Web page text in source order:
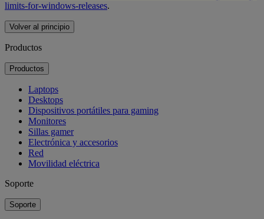
limits-for-windows-releases.
Volver al principio
Productos
Productos
Laptops
Desktops
Dispositivos portátiles para gaming
Monitores
Sillas gamer
Electrónica y accesorios
Red
Movilidad eléctrica
Soporte
Soporte